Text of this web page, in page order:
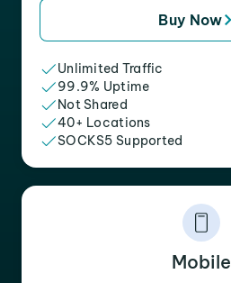
Buy Now
Unlimited Traffic
99.9% Uptime
Not Shared
40+ Locations
SOCKS5 Supported
Mobile